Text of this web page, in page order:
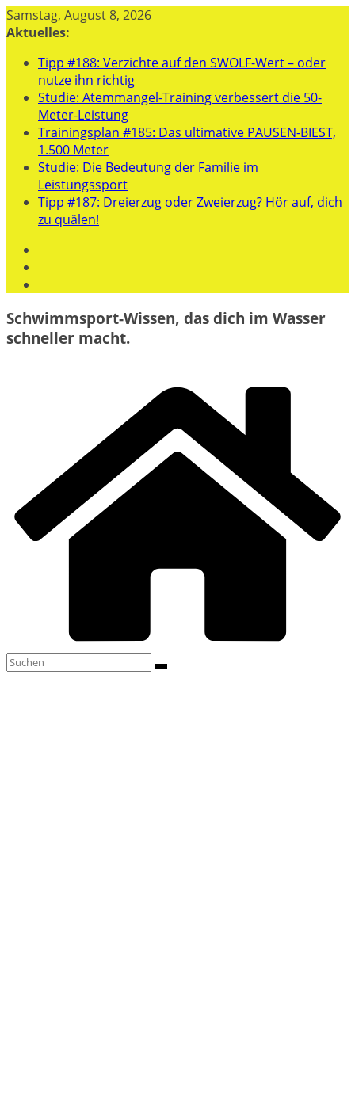
Zum
Inhalt
Samstag, August 8, 2026
Aktuelles:
Tipp #188: Verzichte auf den SWOLF-Wert – oder
nutze ihn richtig
Studie: Atemmangel-Training verbessert die 50-
Meter-Leistung
Trainingsplan #185: Das ultimative PAUSEN-BIEST,
1.500 Meter
Studie: Die Bedeutung der Familie im
Leistungssport
Tipp #187: Dreierzug oder Zweierzug? Hör auf, dich
zu quälen!
Schwimmsport-Wissen, das dich im Wasser
schneller macht.